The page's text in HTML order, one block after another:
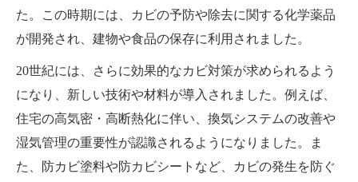
た。この時期には、カビの予防や除去に関する化学薬品
が開発され、建物や食品の保存に利用されました。
20世紀には、さらに効果的なカビ対策が求められるよう
になり、新しい技術や材料が導入されました。例えば、
住宅の高気密・高断熱化に伴い、換気システムの改善や
湿気管理の重要性が認識されるようになりました。ま
た、防カビ塗料や防カビシートなど、カビの発生を防ぐ